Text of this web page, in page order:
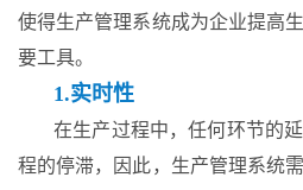
使得生产管理系统成为企业提高
要工具。
1.实时性
在生产过程中，任何环节的
程的停滞，因此，生产管理系统